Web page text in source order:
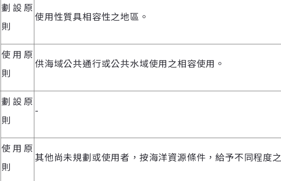
劃設原
則
使用性質具相容性之地區。
使用原
則
供海域公共通行或公共水域使用之相容使用。
劃設原
則
-
使用原
則
其他尚未規劃或使用者，按海洋資源條件，給予不同程度